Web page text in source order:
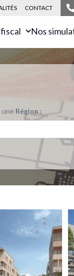
CONTACT
Nos
une Région :